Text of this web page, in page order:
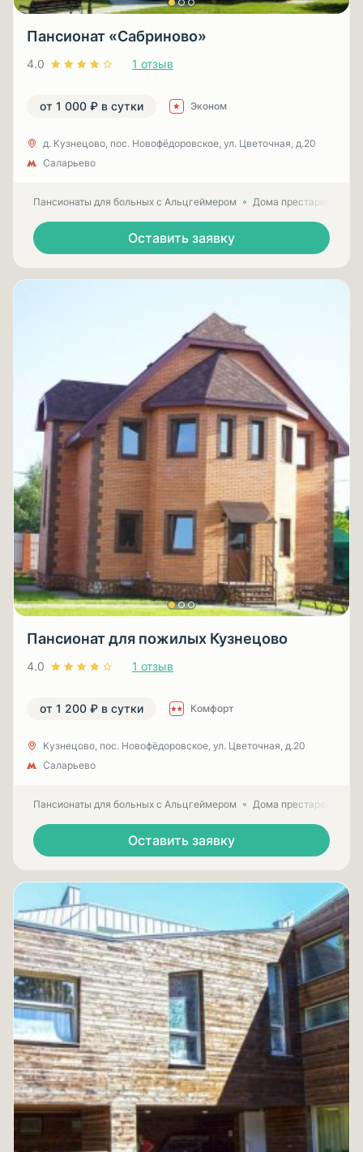
Пансионат «Сабриново»
4.0 1 отзыв
от 1 000 ₽ в сутки Эконом
д. Кузнецово, пос. Новофёдоровское, ул. Цветочная, д.20
Саларьево
Пансионаты для больных с Альцгеймером Дома престарелых
Оставить заявку
Пансионат для пожилых Кузнецово
4.0 1 отзыв
от 1 200 ₽ в сутки Комфорт
Кузнецово, пос. Новофёдоровское, ул. Цветочная, д.20
Саларьево
Пансионаты для больных с Альцгеймером Дома престарелых
Оставить заявку